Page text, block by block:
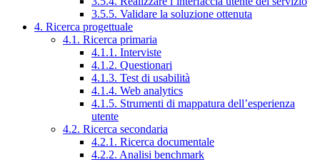
3.5.5. Validare la soluzione ottenuta
4. Ricerca progettuale
4.1. Ricerca primaria
4.1.1. Interviste
4.1.2. Questionari
4.1.3. Test di usabilità
4.1.4. Web analytics
4.1.5. Strumenti di mappatura dell’esperienza
utente
4.2. Ricerca secondaria
4.2.1. Ricerca documentale
4.2.2. Analisi benchmark